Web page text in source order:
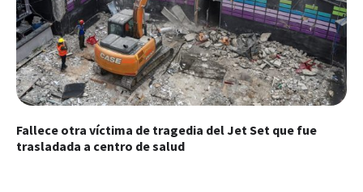
Fallece otra víctima de tragedia del Jet Set que fue
trasladada a centro de salud